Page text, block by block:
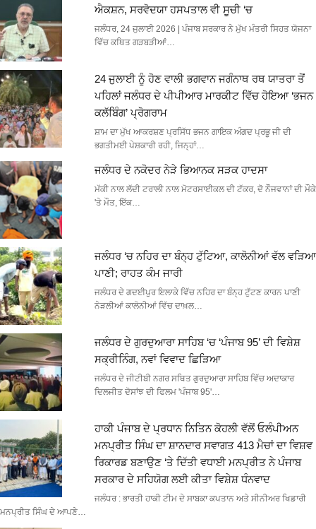
ਐਕਸ਼ਨ, ਸਰਵੋਦਯਾ ਹਸਪਤਾਲ ਵੀ ਸੂਚੀ ‘ਚ
ਜਲੰਧਰ, 24 ਜੁਲਾਈ 2026 | ਪੰਜਾਬ ਸਰਕਾਰ ਨੇ ਮੁੱਖ ਮੰਤਰੀ ਸਿਹਤ ਯੋਜਨਾ
ਵਿੱਚ ਕਥਿਤ ਗੜਬੜੀਆਂ…
24 ਜੁਲਾਈ ਨੂੰ ਹੋਣ ਵਾਲੀ ਭਗਵਾਨ ਜਗੰਨਾਥ ਰਥ ਯਾਤਰਾ ਤੋਂ
ਪਹਿਲਾਂ ਜਲੰਧਰ ਦੇ ਪੀਪੀਆਰ ਮਾਰਕੀਟ ਵਿੱਚ ਹੋਇਆ ‘ਭਜਨ
ਕਲੱਬਿੰਗ’ ਪ੍ਰੋਗਰਾਮ
ਸ਼ਾਮ ਦਾ ਮੁੱਖ ਆਕਰਸ਼ਣ ਪ੍ਰਸਿੱਧ ਭਜਨ ਗਾਇਕ ਅੰਗਦ ਪ੍ਰਭੂ ਜੀ ਦੀ
ਭਗਤੀਮਈ ਪੇਸ਼ਕਾਰੀ ਰਹੀ, ਜਿਨ੍ਹਾਂ…
ਜਲੰਧਰ ਦੇ ਨਕੋਦਰ ਨੇੜੇ ਭਿਆਨਕ ਸੜਕ ਹਾਦਸਾ
ਮੱਕੀ ਨਾਲ ਲੱਦੀ ਟਰਾਲੀ ਨਾਲ ਮੋਟਰਸਾਈਕਲ ਦੀ ਟੱਕਰ, ਦੋ ਨੌਜਵਾਨਾਂ ਦੀ ਮੌਕੇ
'ਤੇ ਮੌਤ, ਇੱਕ…
ਜਲੰਧਰ ‘ਚ ਨਹਿਰ ਦਾ ਬੰਨ੍ਹ ਟੁੱਟਿਆ, ਕਾਲੋਨੀਆਂ ਵੱਲ ਵੜਿਆ
ਪਾਣੀ; ਰਾਹਤ ਕੰਮ ਜਾਰੀ
ਜਲੰਧਰ ਦੇ ਗਦਈਪੁਰ ਇਲਾਕੇ ਵਿੱਚ ਨਹਿਰ ਦਾ ਬੰਨ੍ਹ ਟੁੱਟਣ ਕਾਰਨ ਪਾਣੀ
ਨੇੜਲੀਆਂ ਕਾਲੋਨੀਆਂ ਵਿੱਚ ਦਾਖ਼ਲ…
ਜਲੰਧਰ ਦੇ ਗੁਰਦੁਆਰਾ ਸਾਹਿਬ ‘ਚ ‘ਪੰਜਾਬ 95’ ਦੀ ਵਿਸ਼ੇਸ਼
ਸਕ੍ਰੀਨਿੰਗ, ਨਵਾਂ ਵਿਵਾਦ ਛਿੜਿਆ
ਜਲੰਧਰ ਦੇ ਜੀਟੀਬੀ ਨਗਰ ਸਥਿਤ ਗੁਰਦੁਆਰਾ ਸਾਹਿਬ ਵਿੱਚ ਅਦਾਕਾਰ
ਦਿਲਜੀਤ ਦੋਸਾਂਝ ਦੀ ਫਿਲਮ 'ਪੰਜਾਬ 95'…
ਹਾਕੀ ਪੰਜਾਬ ਦੇ ਪ੍ਰਧਾਨ ਨਿਤਿਨ ਕੋਹਲੀ ਵੱਲੋਂ ਓਲੰਪੀਅਨ
ਮਨਪ੍ਰੀਤ ਸਿੰਘ ਦਾ ਸ਼ਾਨਦਾਰ ਸਵਾਗਤ 413 ਮੈਚਾਂ ਦਾ ਵਿਸ਼ਵ
ਰਿਕਾਰਡ ਬਣਾਉਣ ‘ਤੇ ਦਿੱਤੀ ਵਧਾਈ ਮਨਪ੍ਰੀਤ ਨੇ ਪੰਜਾਬ
ਸਰਕਾਰ ਦੇ ਸਹਿਯੋਗ ਲਈ ਕੀਤਾ ਵਿਸ਼ੇਸ਼ ਧੰਨਵਾਦ
ਜਲੰਧਰ : ਭਾਰਤੀ ਹਾਕੀ ਟੀਮ ਦੇ ਸਾਬਕਾ ਕਪਤਾਨ ਅਤੇ ਸੀਨੀਅਰ ਖਿਡਾਰੀ
ਮਨਪ੍ਰੀਤ ਸਿੰਘ ਦੇ ਆਪਣੇ…